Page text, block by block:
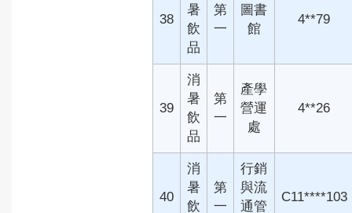
38
暑
飲
品
第
一
圖書
館
4**79
39
消
暑
飲
品
第
一
產學
營運
處
4**26
40
消
暑
飲
第
一
行銷
與流
通管
C11****103